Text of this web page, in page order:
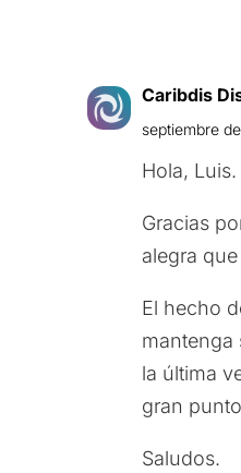
Caribdis
septiembre
Hola, Luis.
Gracias
alegra
El hecho
mantenga
la última
gran
Saludos.